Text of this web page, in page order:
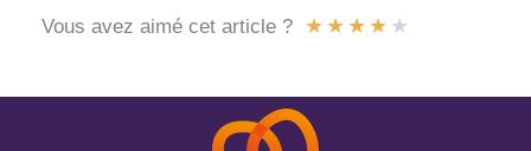
Vous avez aimé cet article ? ★ ★ ★ ★ ★